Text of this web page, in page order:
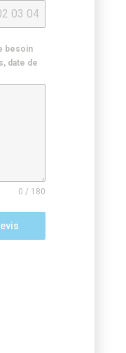
besoin
date de
0 / 180